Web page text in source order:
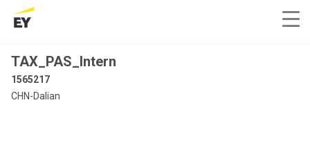
TAX_PAS_Intern
1565217
CHN-Dalian